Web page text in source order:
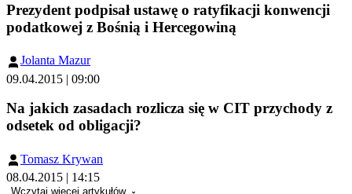
Prezydent podpisał ustawę o ratyfikacji konwencji
podatkowej z Bośnią i Hercegowiną
Jolanta Mazur
09.04.2015 | 09:00
Na jakich zasadach rozlicza się w CIT przychody z
odsetek od obligacji?
Tomasz Krywan
08.04.2015 | 14:15
Wczytaj więcej artykułów